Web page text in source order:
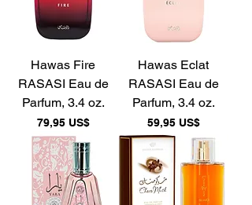
Hawas Fire
RASASI Eau de
Parfum, 3.4 oz.
Precio
79,95 US$
Hawas Eclat
RASASI Eau de
Parfum, 3.4 oz.
Precio
59,95 US$